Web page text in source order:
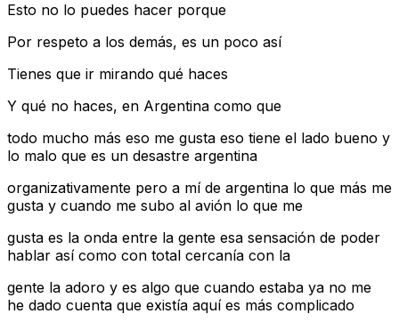
Esto no lo puedes hacer porque
Por respeto a los demás, es un poco así
Tienes que ir mirando qué haces
Y qué no haces, en Argentina como que
todo mucho más eso me gusta eso tiene el lado bueno y
lo malo que es un desastre argentina
organizativamente pero a mí de argentina lo que más me
gusta y cuando me subo al avión lo que me
gusta es la onda entre la gente esa sensación de poder
hablar así como con total cercanía con la
gente la adoro y es algo que cuando estaba ya no me
he dado cuenta que existía aquí es más complicado